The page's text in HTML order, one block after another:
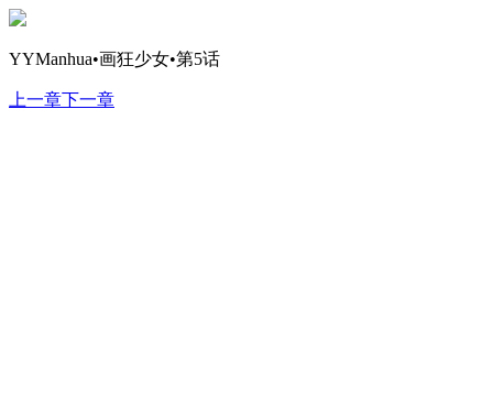
YYManhua•画狂少女•第5话
上一章下一章